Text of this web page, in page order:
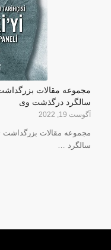
مجموعه مقالات
سالگرد درگذشت وی
آگوست 19, 2022
مجموعه مقالات بزرگداشت
سالگرد …